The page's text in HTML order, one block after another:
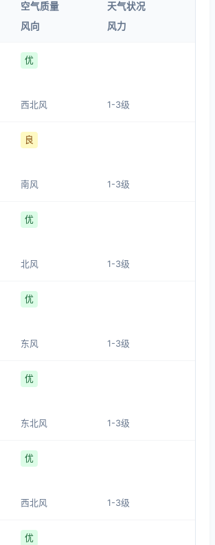
03:00 05:00
06:00 08:00
1-3
17:00
1-3
空气质量
天气状况
风向 风力
优
西北风 1-3级
良
南风 1-3级
优
北风 1-3级
优
东风 1-3级
优
东北风 1-3级
优
西北风 1-3级
优